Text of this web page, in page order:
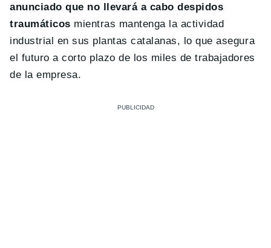
anunciado que no llevará a cabo despidos
traumáticos mientras mantenga la actividad
industrial en sus plantas catalanas, lo que asegura
el futuro a corto plazo de los miles de trabajadores
de la empresa.